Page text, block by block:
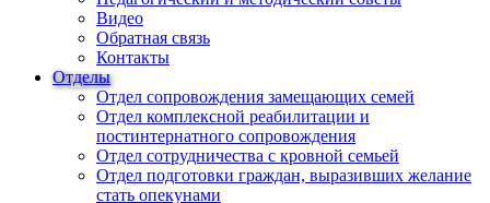
Видео
Обратная связь
Контакты
Отделы
Отдел сопровождения замещающих семей
Отдел комплексной реабилитации и
постинтернатного сопровождения
Отдел сотрудничества с кровной семьей
Отдел подготовки граждан, выразивших желание
стать опекунами